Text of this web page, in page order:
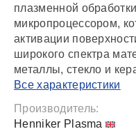
плазменной
микропроцессором,
активации
широкого спектра
металлы, стекло и
Все характеристики
Производитель:
Henniker Plasma